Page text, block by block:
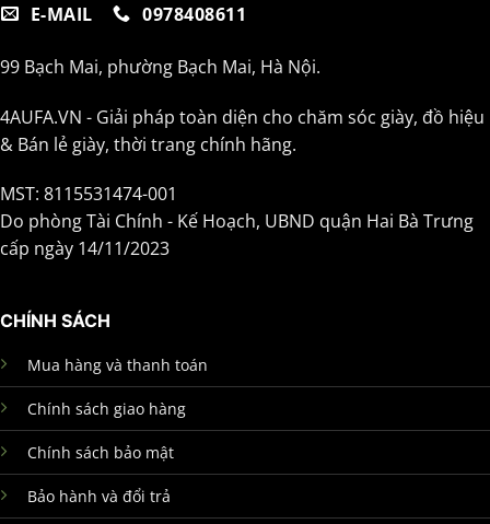
E-MAIL 0978408611
99 Bạch Mai, phường Bạch Mai, Hà Nội.
4AUFA.VN - Giải pháp toàn diện cho chăm sóc giày, đồ hiệu
& Bán lẻ giày, thời trang chính hãng.
MST: 8115531474-001
Do phòng Tài Chính - Kế Hoạch, UBND quận Hai Bà Trưng
cấp ngày 14/11/2023
CHÍNH SÁCH
Mua hàng và thanh toán
Chính sách giao hàng
Chính sách bảo mật
Bảo hành và đổi trả